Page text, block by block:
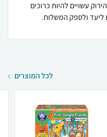
עשויים להיות כרוכים
ולספק המשלוח.
לכל המוצרים